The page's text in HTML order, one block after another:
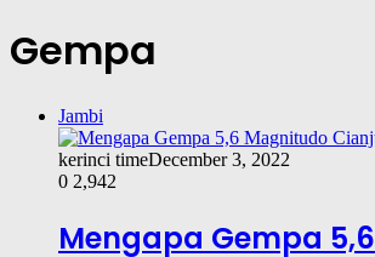
Gempa
Jambi
kerinci timeDecember 3, 2022
0 2,942
Mengapa Gempa 5,6